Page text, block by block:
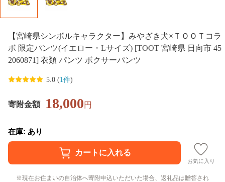
【宮崎県シンボルキャラクター】みやざき犬×ＴＯＯＴコラ
ボ 限定パンツ(イエロー・Lサイズ) [TOOT 宮崎県 日向市 45
2060871] 衣類 パンツ ボクサーパンツ
5.0 (1件)
寄附金額 18,000円
在庫: あり
お気に入り
現在お住まいの自治体へ寄附申込いただいた場合、返礼品は贈答され